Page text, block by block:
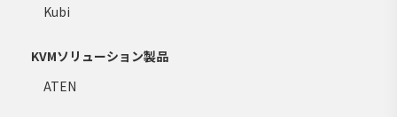
Kubi
KVMソリューション製品
ATEN